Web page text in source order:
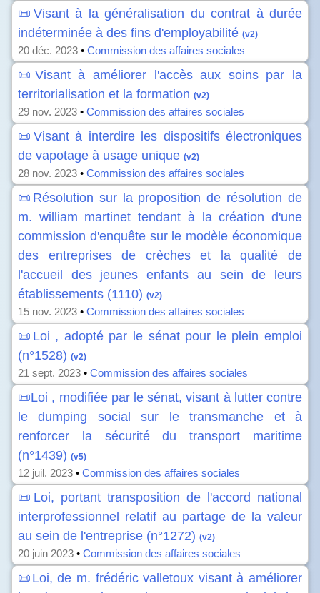
📜Visant à la généralisation du contrat à durée
indéterminée à des fins d'employabilité (v2)
20 déc. 2023 • Commission des affaires sociales
📜Visant à améliorer l'accès aux soins par la
territorialisation et la formation (v2)
29 nov. 2023 • Commission des affaires sociales
📜Visant à interdire les dispositifs électroniques
de vapotage à usage unique (v2)
28 nov. 2023 • Commission des affaires sociales
📜Résolution sur la proposition de résolution de
m. william martinet tendant à la création d'une
commission d'enquête sur le modèle économique
des entreprises de crèches et la qualité de
l'accueil des jeunes enfants au sein de leurs
établissements (1110) (v2)
15 nov. 2023 • Commission des affaires sociales
📜Loi , adopté par le sénat pour le plein emploi
(n°1528) (v2)
21 sept. 2023 • Commission des affaires sociales
📜Loi , modifiée par le sénat, visant à lutter contre
le dumping social sur le transmanche et à
renforcer la sécurité du transport maritime
(n°1439) (v5)
12 juil. 2023 • Commission des affaires sociales
📜Loi, portant transposition de l'accord national
interprofessionnel relatif au partage de la valeur
au sein de l'entreprise (n°1272) (v2)
20 juin 2023 • Commission des affaires sociales
📜Loi, de m. frédéric valletoux visant à améliorer